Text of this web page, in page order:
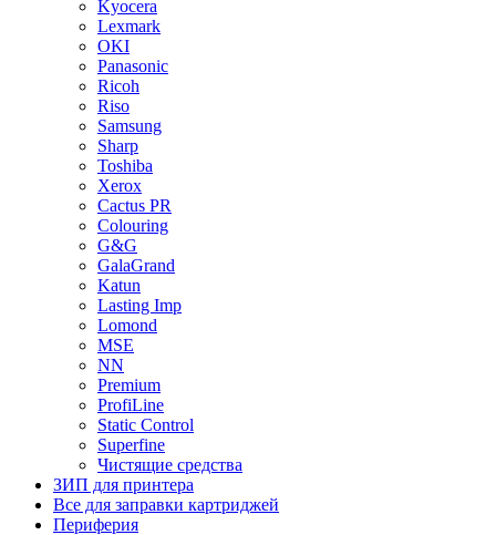
Kyocera
Lexmark
OKI
Panasonic
Ricoh
Riso
Samsung
Sharp
Toshiba
Xerox
Cactus PR
Colouring
G&G
GalaGrand
Katun
Lasting Imp
Lomond
MSE
NN
Premium
ProfiLine
Static Control
Superfine
Чистящие средства
ЗИП для принтера
Все для заправки картриджей
Периферия